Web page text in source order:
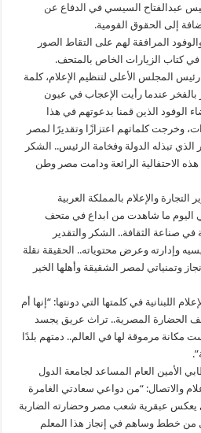
عبدالفتاح السيسي في الدفاع عن
إلى الحقوق القومية.
المرافقة لهم على التقاط الصور
في كتاب الزيارات الخاص بالمتحف.
المجلس الأعلى لتنظيم الإعلام، كلمة
بالفخر عندما رأيت الإعجاب في عيون
الوفود الذين قمنا بدعوتهم في هذا
وخرجت كلماتهم اعتزازًا وتقديرًا لمصر
الذي تبذله الدولة وفخامة الرئيس.. الشكر
الاحتفالية الرائعة ودامت مصر وطن
والإعلام بالمملكة العربية
اليوم ما شاهدت من ابداع في متحف
في صناعة الثقافة.. الشكر والتقدير
وإدارته وعرض محتوياته.. الحقيقة نقلة
وتمنياتي لمصر الشقيقة وأهلها الخير
اللبنانية في كلمتها التي دونتها: “إنها أم
الحضارة المصرية.. تراث عريق يجسد
مرموقة لها في العالم.. دمتهم بلدًا
الأمين العام المساعد لجامعة الدول
والاتصال: “من دواعي سعادتي الغامرة
يعكس عبقرية شعب مصر وحضارته الضاربة
من خطط وساهم في إنجاز هذا المعلم